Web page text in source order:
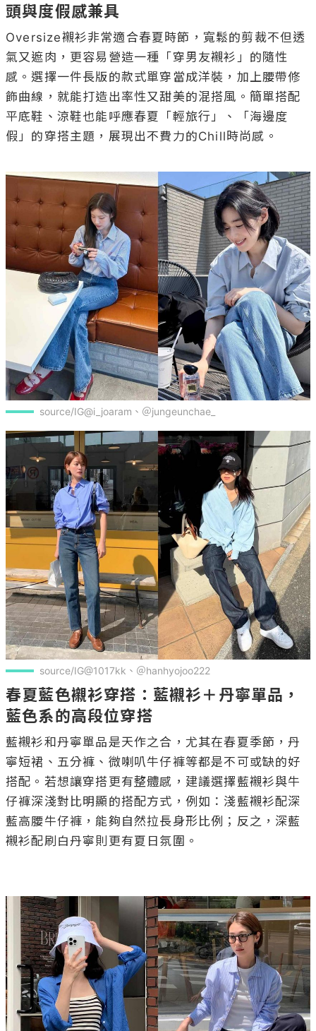
頭與度假感兼具
Oversize襯衫非常適合春夏時節，寬鬆的剪裁不但透
氣又遮肉，更容易營造一種「穿男友襯衫」的隨性
感。選擇一件長版的款式單穿當成洋裝，加上腰帶修
飾曲線，就能打造出率性又甜美的混搭風。簡單搭配
平底鞋、涼鞋也能呼應春夏「輕旅行」、「海邊度
假」的穿搭主題，展現出不費力的Chill時尚感。
source/IG@i_joaram、＠jungeunchae_
source/IG@1017kk、＠hanhyojoo222
春夏藍色襯衫穿搭：藍襯衫＋丹寧單品，
藍色系的高段位穿搭
藍襯衫和丹寧單品是天作之合，尤其在春夏季節，丹
寧短裙、五分褲、微喇叭牛仔褲等都是不可或缺的好
搭配。若想讓穿搭更有整體感，建議選擇藍襯衫與牛
仔褲深淺對比明顯的搭配方式，例如：淺藍襯衫配深
藍高腰牛仔褲，能夠自然拉長身形比例；反之，深藍
襯衫配刷白丹寧則更有夏日氛圍。